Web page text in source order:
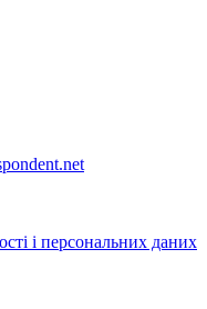
і персональних даних